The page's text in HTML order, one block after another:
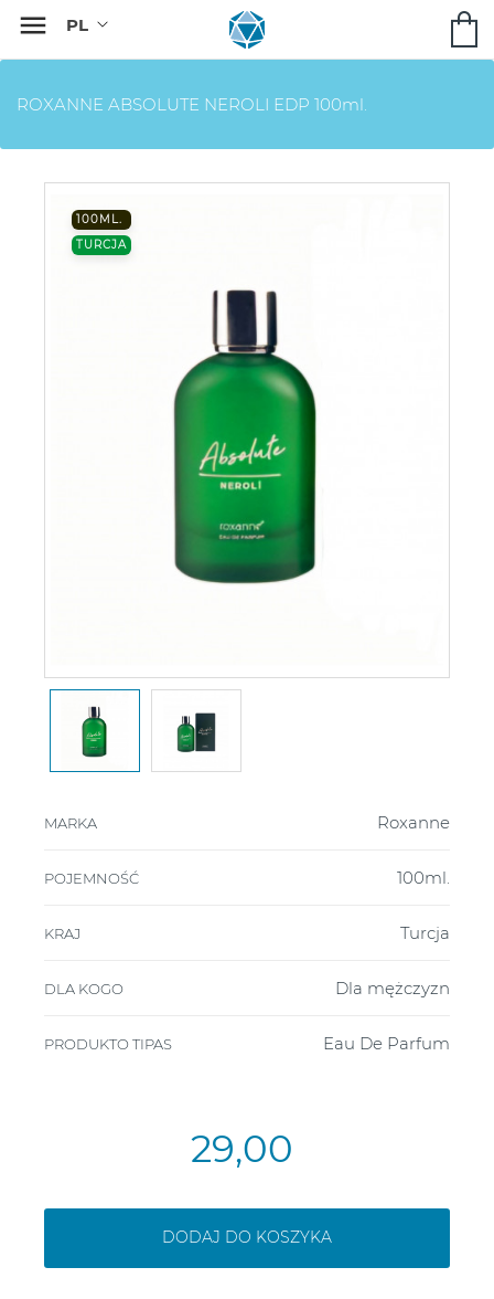

ROXANNE ABSOLUTE NEROLI EDP 100ml.
100ML.
TURCJA
MARKA Roxanne
POJEMNOŚĆ 100ml.
KRAJ Turcja
DLA KOGO Dla mężczyzn
PRODUKTO TIPAS Eau De Parfum
29,00
DODAJ DO KOSZYKA